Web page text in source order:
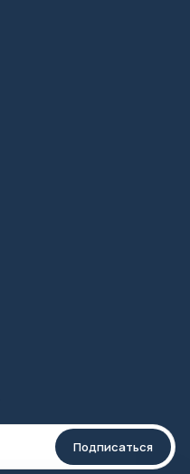
Подписаться